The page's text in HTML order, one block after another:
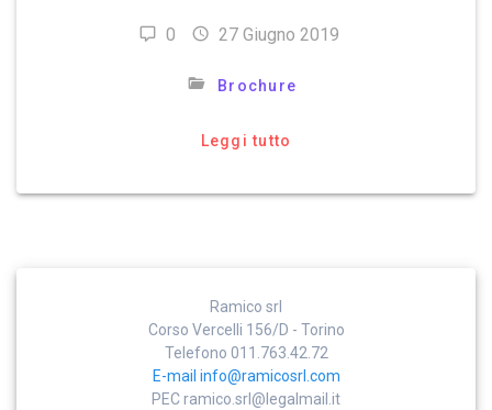
0 27 Giugno 2019
Brochure
Leggi tutto
Ramico srl
Corso Vercelli 156/D - Torino
Telefono 011.763.42.72
E-mail info@ramicosrl.com
PEC ramico.srl@legalmail.it